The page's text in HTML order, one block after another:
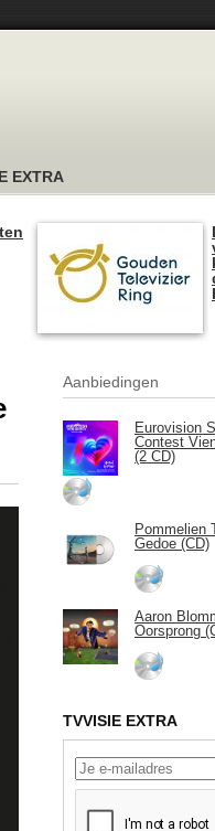
EXTRA
Aanbiedingen
Eurovision
Contest
(2 CD)
Pommelien
Gedoe (CD)
Aaron
Oorsprong
TVVISIE EXTRA